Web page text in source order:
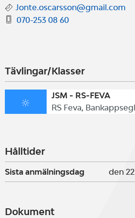
Jonte.oscarsson@gmail.com
070-253 08 60
Tävlingar/Klasser
JSM - RS-FEVA
RS Feva,
Hålltider
Sista anmälningsdag den
Dokument